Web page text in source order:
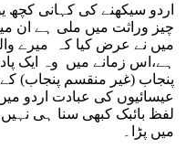
چیز وراثت میں ملی ہے ان
میں نے عرض کیا کہ میرے
ہے،اس زمانے میں وہ ایک
پنجاب (غیر منقسم پنجاب)
عیسائیوں کی عبادت اردو
لفظ بائبک کبھی سنا ہی
میں پڑا۔